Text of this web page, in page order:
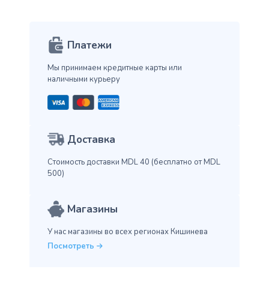
Платежи
Мы принимаем кредитные карты или
наличными курьеру
Доставка
Стоимость доставки MDL 40 (бесплатно от MDL
500)
Магазины
У нас магазины во всех регионах Кишинева
Посмотреть